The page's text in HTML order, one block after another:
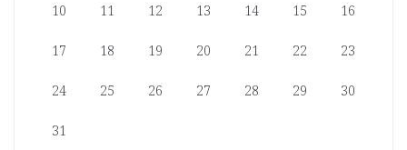
10 11 12 13 14 15 16
17 18 19 20 21 22 23
24 25 26 27 28 29 30
31